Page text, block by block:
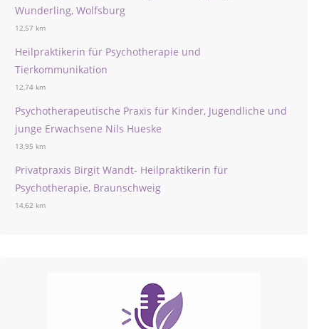
Wunderling, Wolfsburg
12,57 km
Heilpraktikerin für Psychotherapie und
Tierkommunikation
12,74 km
Psychotherapeutische Praxis für Kinder, Jugendliche und
junge Erwachsene Nils Hueske
13,95 km
Privatpraxis Birgit Wandt- Heilpraktikerin für
Psychotherapie, Braunschweig
14,62 km